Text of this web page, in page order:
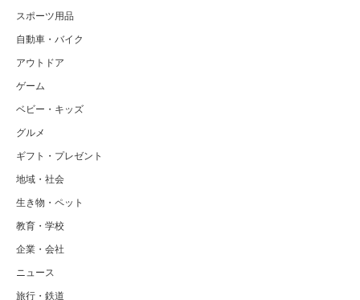
スポーツ用品
自動車・バイク
アウトドア
ゲーム
ベビー・キッズ
グルメ
ギフト・プレゼント
地域・社会
生き物・ペット
教育・学校
企業・会社
ニュース
旅行・鉄道